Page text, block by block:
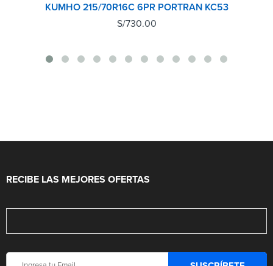
KUMHO 215/70R16C 6PR PORTRAN KC53
S/730.00
RECIBE LAS MEJORES OFERTAS